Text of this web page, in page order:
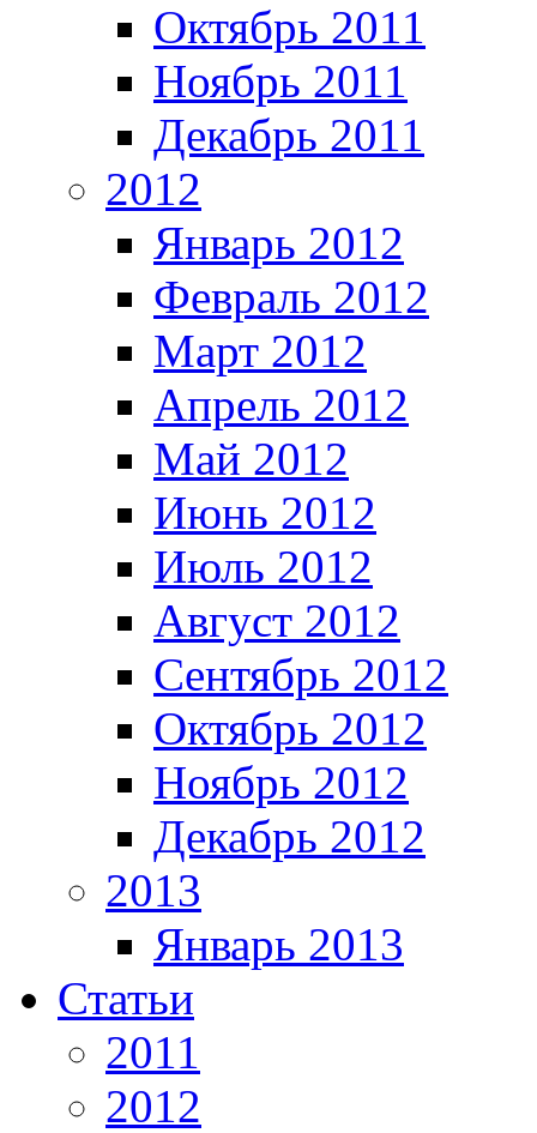
Октябрь 2011
Ноябрь 2011
Декабрь 2011
2012
Январь 2012
Февраль 2012
Март 2012
Апрель 2012
Май 2012
Июнь 2012
Июль 2012
Август 2012
Сентябрь 2012
Октябрь 2012
Ноябрь 2012
Декабрь 2012
2013
Январь 2013
Статьи
2011
2012